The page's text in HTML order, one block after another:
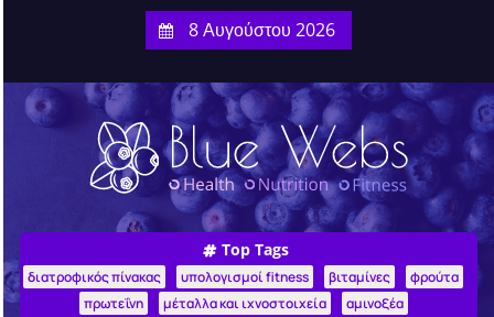
8 Αυγούστου 2026
Top Tags
διατροφικός πίνακας υπολογισμοί fitness βιταμίνες
φρούτα
πρωτεΐνη
μέταλλα και ιχνοστοιχεία αμινοξέα